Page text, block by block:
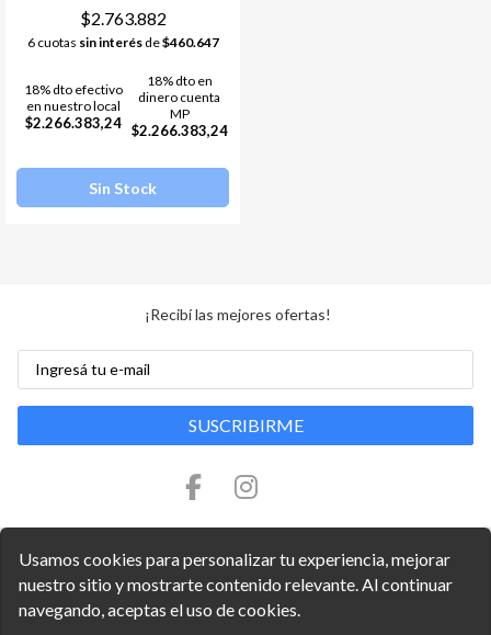
Usamos cookies para personalizar tu experiencia, mejorar
nuestro sitio y mostrarte contenido relevante. Al continuar
navegando, aceptas el uso de cookies.
$2.763.882
6 cuotas sin interésde$460.647
18% dto efectivo
en nuestro local
$2.266.383,24
18% dto en
dinero cuenta
MP
$2.266.383,24
Sin Stock
¡Recibí las mejores ofertas!
SUSCRIBIRME
Copyright © 2026 Arquitecno